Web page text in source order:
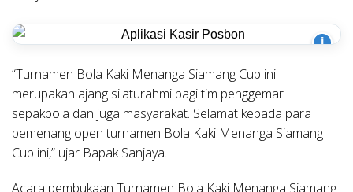
i
“Turnamen Bola Kaki Menanga Siamang Cup ini
merupakan ajang silaturahmi bagi tim penggemar
sepakbola dan juga masyarakat. Selamat kepada para
pemenang open turnamen Bola Kaki Menanga Siamang
Cup ini,” ujar Bapak Sanjaya.
Acara pembukaan Turnamen Bola Kaki Menanga Siamang